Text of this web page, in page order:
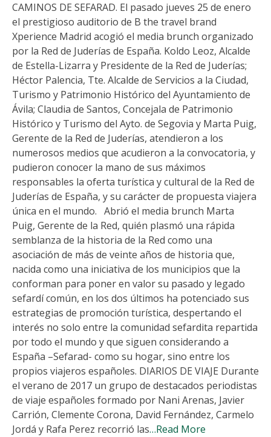
CAMINOS DE SEFARAD. El pasado jueves 25 de enero
el prestigioso auditorio de B the travel brand
Xperience Madrid acogió el media brunch organizado
por la Red de Juderías de España. Koldo Leoz, Alcalde
de Estella-Lizarra y Presidente de la Red de Juderías;
Héctor Palencia, Tte. Alcalde de Servicios a la Ciudad,
Turismo y Patrimonio Histórico del Ayuntamiento de
Ávila; Claudia de Santos, Concejala de Patrimonio
Histórico y Turismo del Ayto. de Segovia y Marta Puig,
Gerente de la Red de Juderías, atendieron a los
numerosos medios que acudieron a la convocatoria, y
pudieron conocer la mano de sus máximos
responsables la oferta turística y cultural de la Red de
Juderías de España, y su carácter de propuesta viajera
única en el mundo. Abrió el media brunch Marta
Puig, Gerente de la Red, quién plasmó una rápida
semblanza de la historia de la Red como una
asociación de más de veinte años de historia que,
nacida como una iniciativa de los municipios que la
conforman para poner en valor su pasado y legado
sefardí común, en los dos últimos ha potenciado sus
estrategias de promoción turística, despertando el
interés no solo entre la comunidad sefardita repartida
por todo el mundo y que siguen considerando a
España –Sefarad- como su hogar, sino entre los
propios viajeros españoles. DIARIOS DE VIAJE Durante
el verano de 2017 un grupo de destacados periodistas
de viaje españoles formado por Nani Arenas, Javier
Carrión, Clemente Corona, David Fernández, Carmelo
Jordá y Rafa Perez recorrió las…Read More